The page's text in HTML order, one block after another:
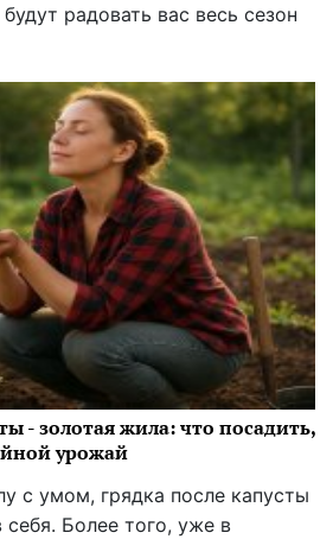
радовать вас весь сезон
- золотая жила: что посадить,
урожай
с умом, грядка после капусты
Более того, уже в